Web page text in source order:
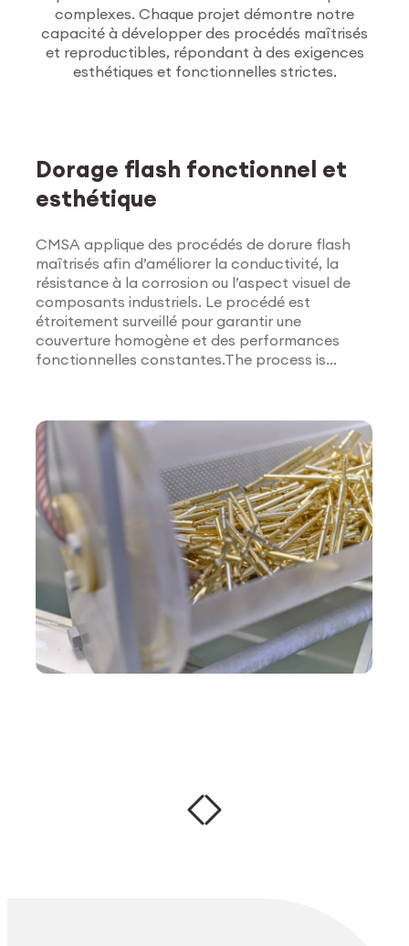
surface
Explorer les traitements
complexes. Chaque projet démontre notre
capacité à développer des procédés maîtrisés
et reproductibles, répondant à des exigences
esthétiques et fonctionnelles strictes.
Dorage flash fonctionnel et
esthétique
CMSA applique des procédés de dorure flash
maîtrisés afin d’améliorer la conductivité, la
résistance à la corrosion ou l’aspect visuel de
composants industriels. Le procédé est
étroitement surveillé pour garantir une
couverture homogène et des performances
fonctionnelles constantes.The process is